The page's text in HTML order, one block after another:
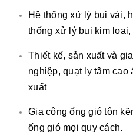
Hệ thống xử lý bụi vải,
thống xử lý bụi kim
Thiết kế, sản xuất và
nghiệp, quạt ly tâm cao
xuất
Gia công ống gió tôn
ống gió mọi quy cách.